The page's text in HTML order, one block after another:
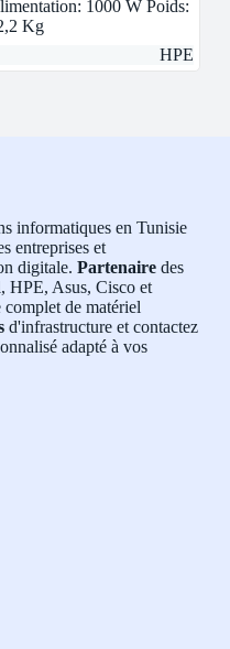
1000 W Poids:
Kg
HPE
informatiques en Tunisie
entreprises et
digitale. Partenaire des
HPE, Asus, Cisco et
de matériel
d'infrastructure et contactez
adapté à vos